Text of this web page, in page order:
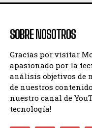
SOBRE NOSOTROS
Gracias por visitar
apasionado por la
análisis objetivos de
de nuestros
nuestro canal de
tecnología!